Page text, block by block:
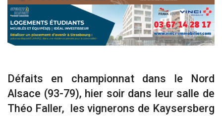
Défaits en championnat dans le Nord
Alsace (93-79), hier soir dans leur salle de
Théo Faller, les vignerons de Kaysersberg